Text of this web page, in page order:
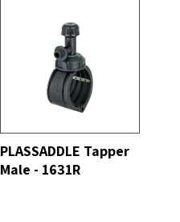
PLASSADDLE Tapper
Male - 1631R